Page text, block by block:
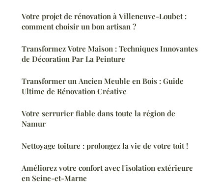
Votre projet de rénovation à Villeneuve-Loubet :
comment choisir un bon artisan ?
Transformez Votre Maison : Techniques Innovantes
de Décoration Par La Peinture
Transformer un Ancien Meuble en Bois : Guide
Ultime de Rénovation Créative
Votre serrurier fiable dans toute la région de
Namur
Nettoyage toiture : prolongez la vie de votre toit !
Améliorez votre confort avec l'isolation extérieure
en Seine-et-Marne